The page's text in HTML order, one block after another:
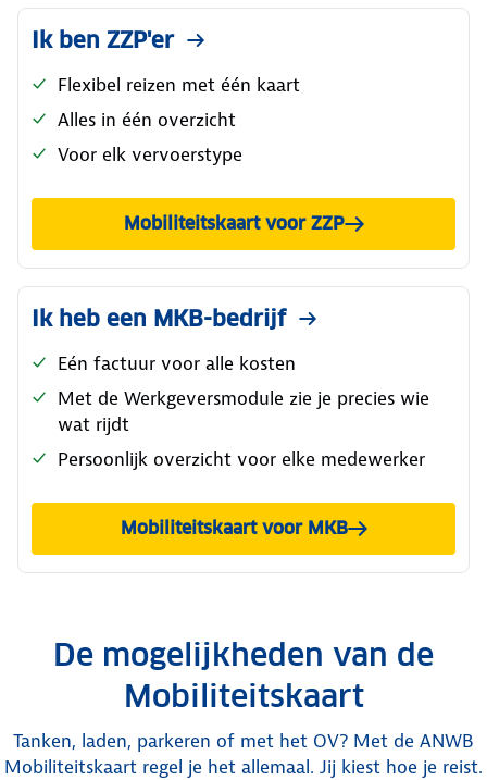
Ik ben ZZP'er
Flexibel reizen met één kaart
Alles in één overzicht
Voor elk vervoerstype
Mobiliteitskaart voor ZZP
Ik heb een MKB-bedrijf
Eén factuur voor alle kosten
Met de Werkgeversmodule zie je precies wie
wat rijdt
Persoonlijk overzicht voor elke medewerker
Mobiliteitskaart voor MKB
De mogelijkheden van de
Mobiliteitskaart
Tanken, laden, parkeren of met het OV? Met de ANWB
Mobiliteitskaart regel je het allemaal. Jij kiest hoe je reist.